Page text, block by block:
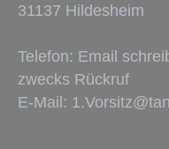
31137 Hildesheim
Telefon: Email
zwecks Rückruf
E-Mail: